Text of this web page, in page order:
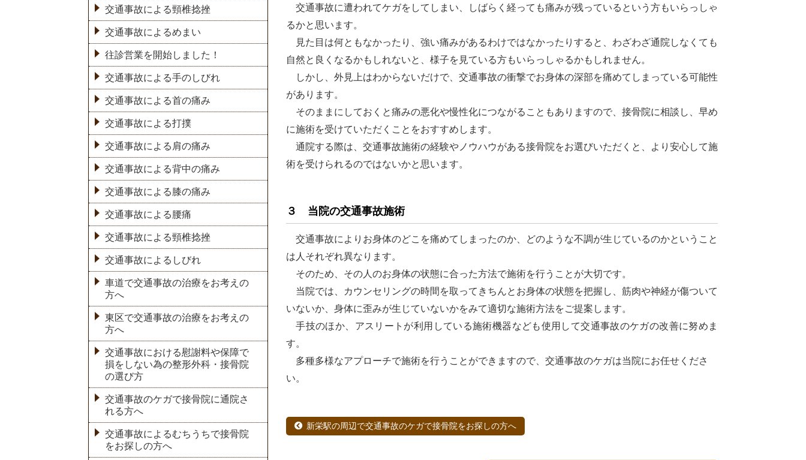
交通事故に遭われてケガをしてしまい、しばらく経っても痛みが残っているという方もいらっしゃ
るかと思います。
見た目は何ともなかったり、強い痛みがあるわけではなかったりすると、わざわざ通院しなくても
自然と良くなるかもしれないと、様子を見ている方もいらっしゃるかもしれません。
しかし、外見上はわからないだけで、交通事故の衝撃でお身体の深部を痛めてしまっている可能性
があります。
そのままにしておくと痛みの悪化や慢性化につながることもありますので、接骨院に相談し、早め
に施術を受けていただくことをおすすめします。
通院する際は、交通事故施術の経験やノウハウがある接骨院をお選びいただくと、より安心して施
術を受けられるのではないかと思います。
３ 当院の交通事故施術
交通事故によりお身体のどこを痛めてしまったのか、どのような不調が生じているのかということ
は人それぞれ異なります。
そのため、その人のお身体の状態に合った方法で施術を行うことが大切です。
当院では、カウンセリングの時間を取ってきちんとお身体の状態を把握し、筋肉や神経が傷ついて
いないか、身体に歪みが生じていないかをみて適切な施術方法をご提案します。
手技のほか、アスリートが利用している施術機器なども使用して交通事故のケガの改善に努めま
す。
多種多様なアプローチで施術を行うことができますので、交通事故のケガは当院にお任せくださ
い。
新栄駅の周辺で交通事故のケガで接骨院をお探しの方へ
交通事故による頸椎捻挫
交通事故によるめまい
往診営業を開始しました！
交通事故による手のしびれ
交通事故による首の痛み
交通事故による打撲
交通事故による肩の痛み
交通事故による背中の痛み
交通事故による膝の痛み
交通事故による腰痛
交通事故による頸椎捻挫
交通事故によるしびれ
車道で交通事故の治療をお考えの
方へ
東区で交通事故の治療をお考えの
方へ
交通事故における慰謝料や保障で
損をしない為の整形外科・接骨院
の選び方
交通事故のケガで接骨院に通院さ
れる方へ
交通事故によるむちうちで接骨院
をお探しの方へ